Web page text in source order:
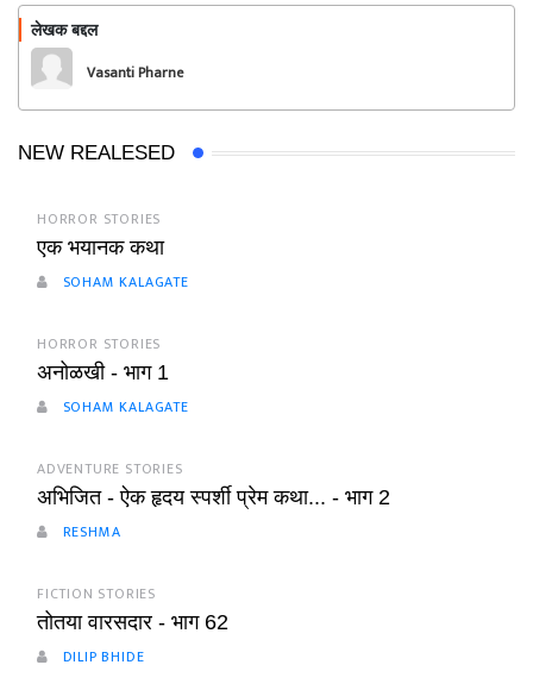
लेखक बद्दल
Vasanti Pharne
NEW REALESED
HORROR STORIES
एक भयानक कथा
SOHAM KALAGATE
HORROR STORIES
अनोळखी - भाग 1
SOHAM KALAGATE
ADVENTURE STORIES
अभिजित - ऐक हृदय स्पर्शी प्रेम कथा... - भाग 2
RESHMA
FICTION STORIES
तोतया वारसदार - भाग 62
DILIP BHIDE